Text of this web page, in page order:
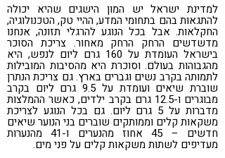
למדינת ישראל יש המון הישגים שהיא יכולה
להתגאות בהם בתחומי המדע, ההיי טק, הטכנולוגיה,
החקלאות. אבל בכל הנוגע להרגלי תזונה, אנחנו
מדשדשים הרחק הרחק מאחור. צריכת הסוכר
בישראל העומדת על 160 גרם ליום לנפש, היא
מהגבוהות בעולם. וסוכרת היא מהסיבות המובילות
לתמותה בקרב נשים וגברים בארץ. גם צריכת הנתרן
שוברת שיאים ועומדת על 9.5 גרם ליום בקרב
מבוגרים ו-12.5 גרם בקרב ילדים, כאשר ההמלצות
מדברות על 5 גרם ליום. גם בכל הנוגע לצריכת
משקאות קלים וממותקים שוברים בני הנוער שיאים
חדשים – 45 אחוז מהנערים ו-41 מהנערות
מעדיפים לשתות משקאות קלים על פני מים.